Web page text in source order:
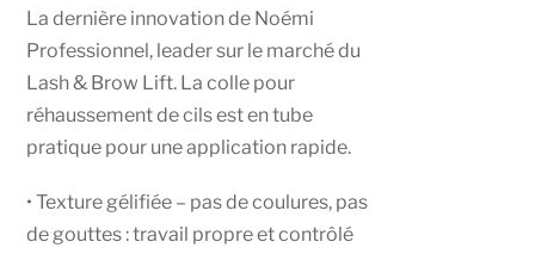
La dernière innovation de Noémi
Professionnel, leader sur le marché du
Lash & Brow Lift. La colle pour
réhaussement de cils est en tube
pratique pour une application rapide.
• Texture gélifiée – pas de coulures, pas
de gouttes : travail propre et contrôlé